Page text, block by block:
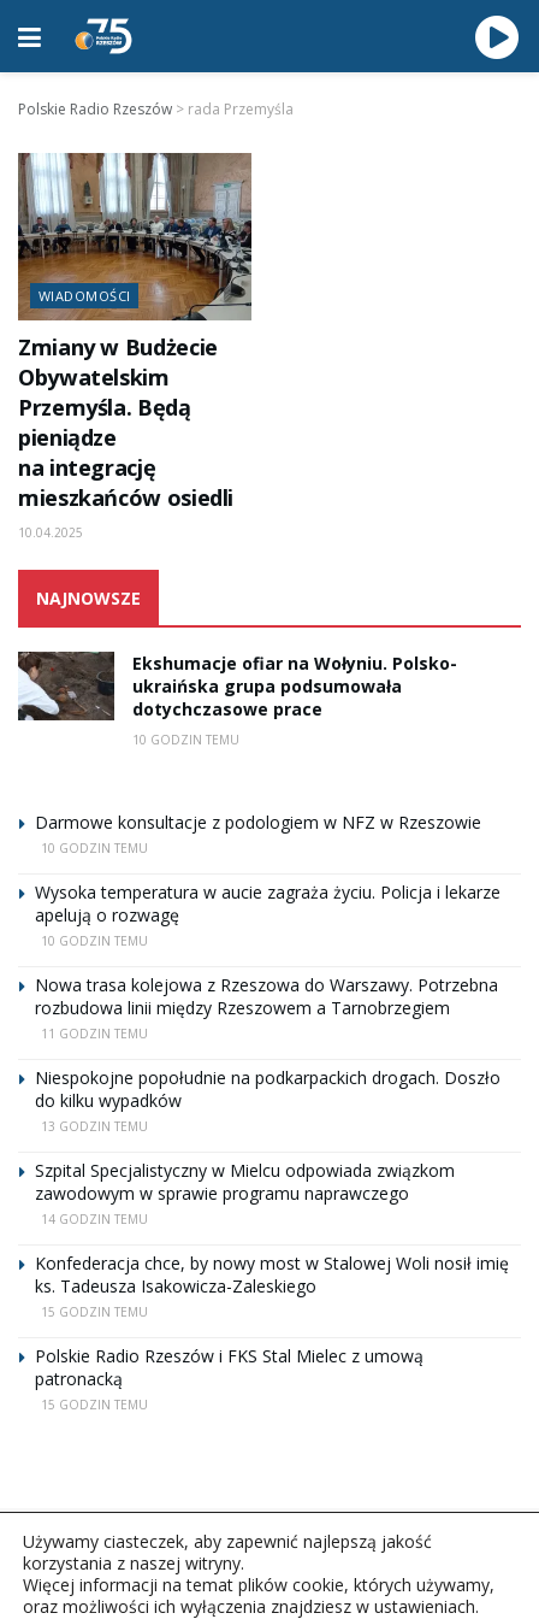
Polskie Radio Rzeszów > rada Przemyśla
WIADOMOŚCI
Zmiany w Budżecie
Obywatelskim
Przemyśla. Będą
pieniądze
na integrację
mieszkańców osiedli
10.04.2025
NAJNOWSZE
Ekshumacje ofiar na Wołyniu. Polsko-
ukraińska grupa podsumowała
dotychczasowe prace
10 GODZIN TEMU
Darmowe konsultacje z podologiem w NFZ w Rzeszowie
10 GODZIN TEMU
Wysoka temperatura w aucie zagraża życiu. Policja i lekarze
apelują o rozwagę
10 GODZIN TEMU
Nowa trasa kolejowa z Rzeszowa do Warszawy. Potrzebna
rozbudowa linii między Rzeszowem a Tarnobrzegiem
11 GODZIN TEMU
Niespokojne popołudnie na podkarpackich drogach. Doszło
do kilku wypadków
13 GODZIN TEMU
Szpital Specjalistyczny w Mielcu odpowiada związkom
zawodowym w sprawie programu naprawczego
14 GODZIN TEMU
Konfederacja chce, by nowy most w Stalowej Woli nosił imię
ks. Tadeusza Isakowicza-Zaleskiego
15 GODZIN TEMU
Polskie Radio Rzeszów i FKS Stal Mielec z umową
patronacką
15 GODZIN TEMU
Używamy ciasteczek, aby zapewnić najlepszą jakość
korzystania z naszej witryny.
Więcej informacji na temat plików cookie, których używamy,
oraz możliwości ich wyłączenia znajdziesz w ustawieniach.